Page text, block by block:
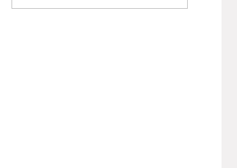
допомагає відновитися після пологів і